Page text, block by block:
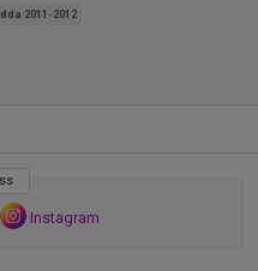
2011-2012
Instagram